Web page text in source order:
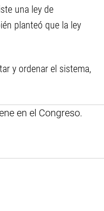
una ley de
planteó que la ley
y ordenar el sistema,